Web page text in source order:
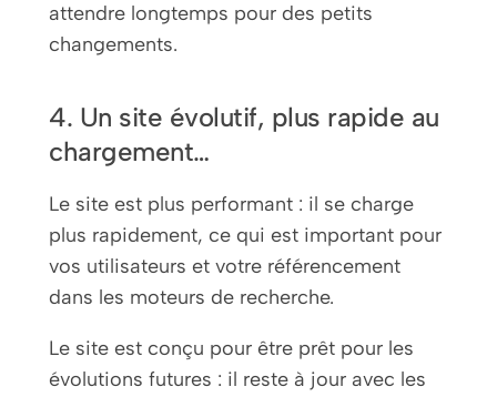
attendre longtemps pour des petits
changements.
4. Un site évolutif, plus rapide au
chargement…
Le site est plus performant : il se charge
plus rapidement, ce qui est important pour
vos utilisateurs et votre référencement
dans les moteurs de recherche.
Le site est conçu pour être prêt pour les
évolutions futures : il reste à jour avec les